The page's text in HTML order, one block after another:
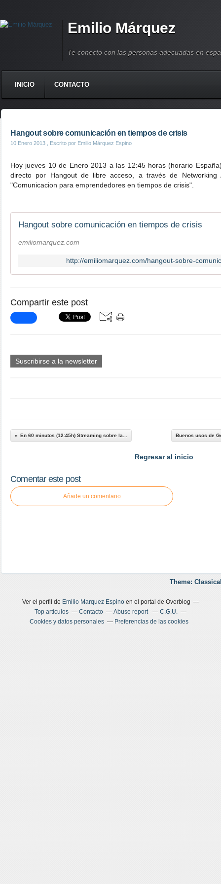
Emilio Márquez
Te conecto con las personas adecuadas en
INICIO CONTACTO
Hangout sobre comunicación en tiempos de crisis
10 Enero 2013 , Escrito por Emilio Márquez Espino
Hoy jueves 10 de Enero 2013 a las 12:45 horas (horario
directo por Hangout de libre acceso, a través de
"Comunicacion para emprendedores en tiempos de crisis".
Hangout sobre comunicación en tiempos de crisis
emiliomarquez.com
http://emiliomarquez.com/hangout-sobre-
Compartir este post
Suscribirse a la newsletter
En 60 minutos (12:45h) Streaming sobre la... Buenos usos de
Regresar al inicio
Comentar este post
Añade un comentario
Theme:
Ver el perfil de Emilio Marquez Espinoen el portal de Overblog
Top artículos
Contacto Abuse report
C.G.U.
Cookies y datos personales
Preferencias de las cookies